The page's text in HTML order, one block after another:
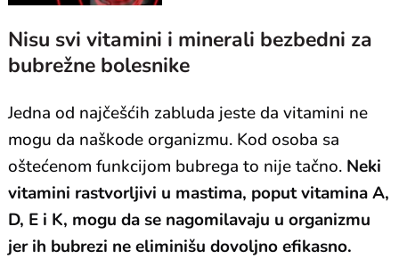
Nisu svi vitamini i minerali bezbedni za
bubrežne bolesnike
Jedna od najčešćih zabluda jeste da vitamini ne
mogu da naškode organizmu. Kod osoba sa
oštećenom funkcijom bubrega to nije tačno. Neki
vitamini rastvorljivi u mastima, poput vitamina A,
D, E i K, mogu da se nagomilavaju u organizmu
jer ih bubrezi ne eliminišu dovoljno efikasno.